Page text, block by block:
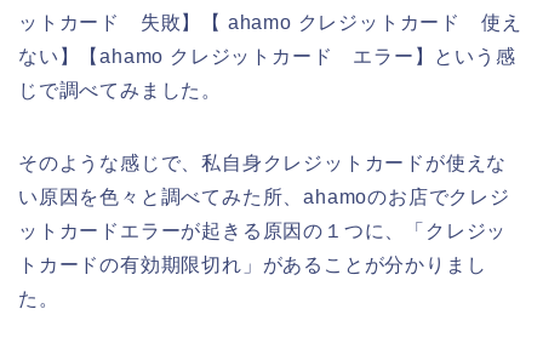
ットカード 失敗】【 ahamo クレジットカード 使え
ない】【ahamo クレジットカード エラー】という感
じで調べてみました。
そのような感じで、私自身クレジットカードが使えな
い原因を色々と調べてみた所、ahamoのお店でクレジ
ットカードエラーが起きる原因の１つに、「クレジッ
トカードの有効期限切れ」があることが分かりまし
た。